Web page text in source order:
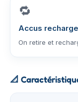
🔁
Accus
On retire et
📐